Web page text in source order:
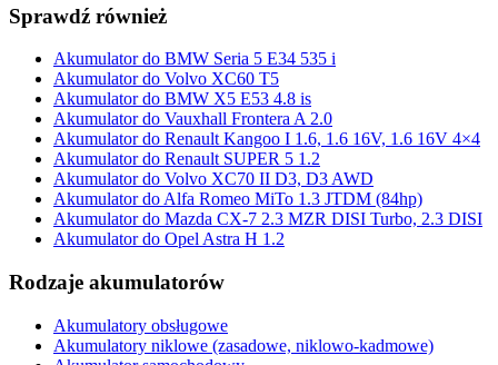
Sprawdź również
Akumulator do BMW Seria 5 E34 535 i
Akumulator do Volvo XC60 T5
Akumulator do BMW X5 E53 4.8 is
Akumulator do Vauxhall Frontera A 2.0
Akumulator do Renault Kangoo I 1.6, 1.6 16V, 1.6 16V 4×4
Akumulator do Renault SUPER 5 1.2
Akumulator do Volvo XC70 II D3, D3 AWD
Akumulator do Alfa Romeo MiTo 1.3 JTDM (84hp)
Akumulator do Mazda CX-7 2.3 MZR DISI Turbo, 2.3 DISI
Akumulator do Opel Astra H 1.2
Rodzaje akumulatorów
Akumulatory obsługowe
Akumulatory niklowe (zasadowe, niklowo-kadmowe)